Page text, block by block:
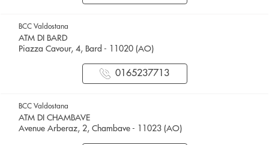
BCC Valdostana
ATM DI BARD
Piazza Cavour, 4, Bard - 11020 (AO)
0165237713
BCC Valdostana
ATM DI CHAMBAVE
Avenue Arberaz, 2, Chambave - 11023 (AO)